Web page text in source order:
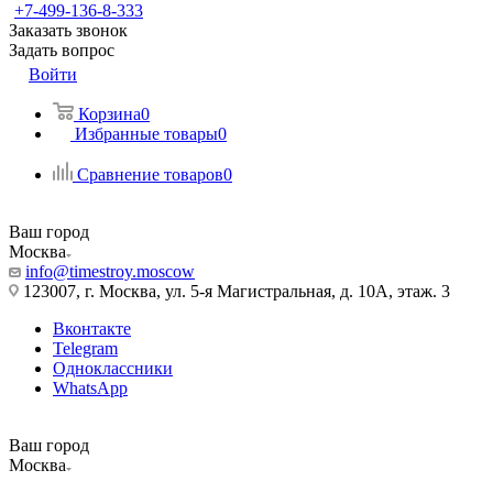
+7-499-136-8-333
Заказать звонок
Задать вопрос
Войти
Корзина0
Избранные товары0
Сравнение товаров0
Ваш город
Москва
info@timestroy.moscow
123007, г. Москва, ул. 5-я Магистральная, д. 10А, этаж. 3
Вконтакте
Telegram
Одноклассники
WhatsApp
Ваш город
Москва